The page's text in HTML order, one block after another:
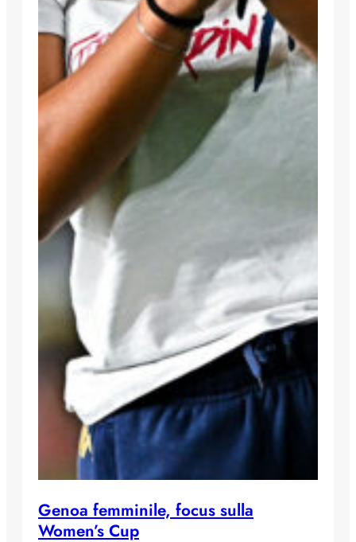
Genoa femminile, focus sulla
Women’s Cup